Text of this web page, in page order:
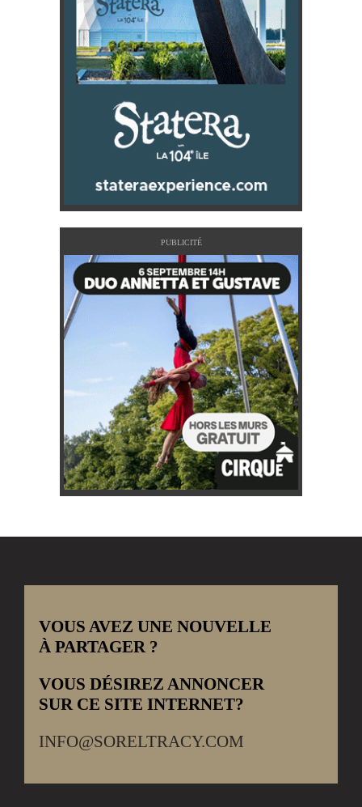
PUBLICITÉ
VOUS AVEZ UNE NOUVELLE
À PARTAGER ?
VOUS DÉSIREZ ANNONCER
SUR CE SITE INTERNET?
INFO@SORELTRACY.COM